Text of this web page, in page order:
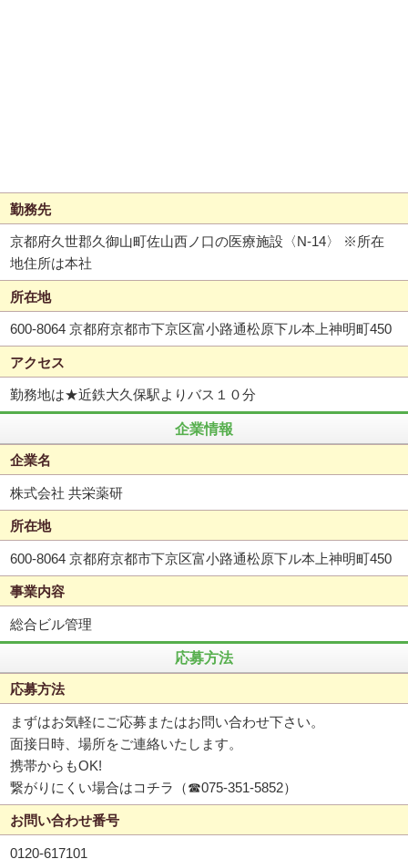
勤務先
京都府久世郡久御山町佐山西ノ口の医療施設〈N-14〉 ※所在
地住所は本社
所在地
600-8064 京都府京都市下京区富小路通松原下ル本上神明町450
アクセス
勤務地は★近鉄大久保駅よりバス１０分
企業情報
企業名
株式会社 共栄薬研
所在地
600-8064 京都府京都市下京区富小路通松原下ル本上神明町450
事業内容
総合ビル管理
応募方法
応募方法
まずはお気軽にご応募またはお問い合わせ下さい。
面接日時、場所をご連絡いたします。
携帯からもOK!
繋がりにくい場合はコチラ（☎075-351-5852）
お問い合わせ番号
0120-617101